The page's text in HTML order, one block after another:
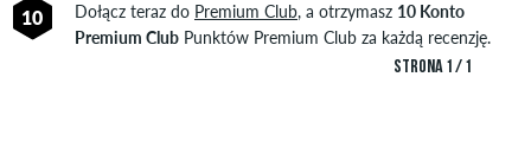
STRONA 1 / 1
10 Dołącz teraz do Premium Club, a otrzymasz 10 Konto
Premium ClubPunktów Premium Club za każdą recenzję.